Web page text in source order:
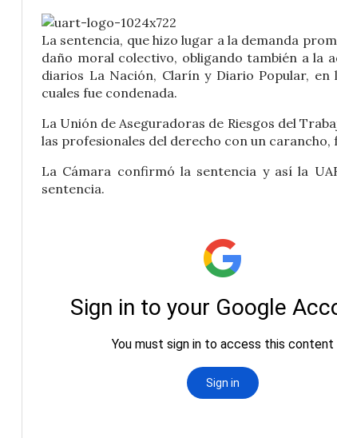
La sentencia, que hizo lugar a la demanda
daño moral colectivo, obligando también a la
diarios La Nación, Clarín y Diario Popular,
cuales fue condenada.
La Unión de Aseguradoras de Riesgos del
las profesionales del derecho con un
La Cámara confirmó la sentencia y así la
sentencia.